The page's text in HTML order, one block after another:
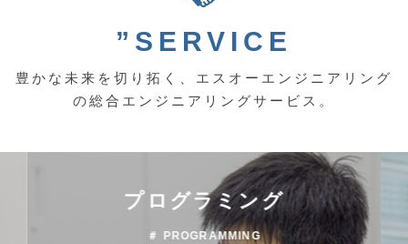
”SERVICE
豊かな未来を切り拓く、エスオーエンジニアリング
の総合エンジニアリングサービス。
プログラミング
＃ PROGRAMMING